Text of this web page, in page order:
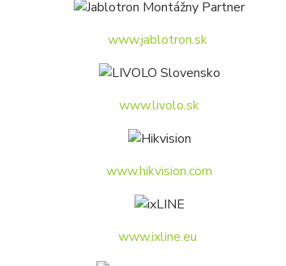
www.jablotron.sk
www.livolo.sk
www.hikvision.com
www.ixline.eu